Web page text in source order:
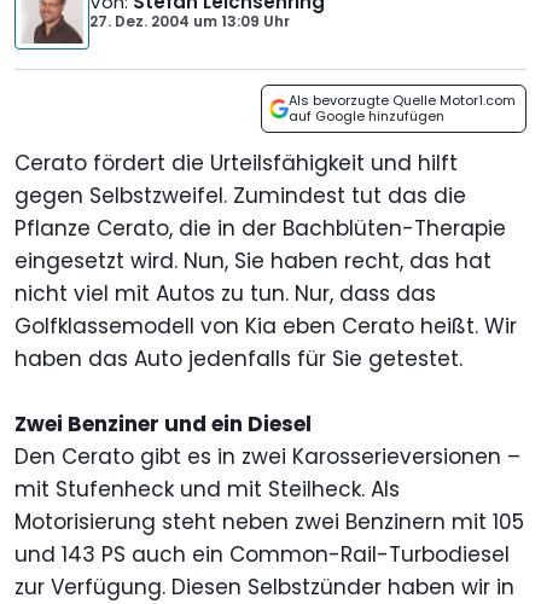
27. Dez. 2004 um13:09 Uhr
Als bevorzugte Quelle Motor1.com
auf Google hinzufügen
Cerato fördert die Urteilsfähigkeit und hilft
gegen Selbstzweifel. Zumindest tut das die
Pflanze Cerato, die in der Bachblüten-Therapie
eingesetzt wird. Nun, Sie haben recht, das hat
nicht viel mit Autos zu tun. Nur, dass das
Golfklassemodell von Kia eben Cerato heißt. Wir
haben das Auto jedenfalls für Sie getestet.
Zwei Benziner und ein Diesel
Den Cerato gibt es in zwei Karosserieversionen –
mit Stufenheck und mit Steilheck. Als
Motorisierung steht neben zwei Benzinern mit 105
und 143 PS auch ein Common-Rail-Turbodiesel
zur Verfügung. Diesen Selbstzünder haben wir in